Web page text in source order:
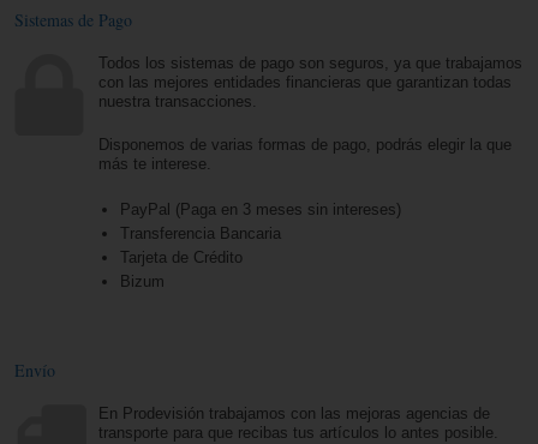
Sistemas de Pago
Todos los sistemas de pago son seguros, ya que trabajamos
con las mejores entidades financieras que garantizan todas
nuestra transacciones.
Disponemos de varias formas de pago, podrás elegir la que
más te interese.
PayPal (Paga en 3 meses sin intereses)
Transferencia Bancaria
Tarjeta de Crédito
Bizum
Envío
En Prodevisión trabajamos con las mejoras agencias de
transporte para que recibas tus artículos lo antes posible.